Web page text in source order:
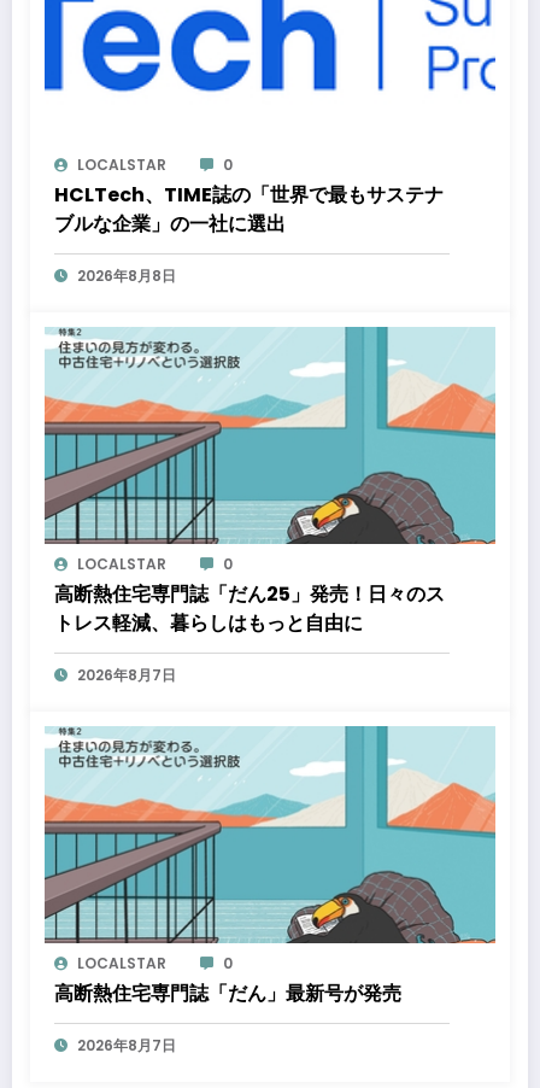
LOCALSTAR 0
HCLTech、TIME誌の「世界で最もサステナ
ブルな企業」の一社に選出
2026年8月8日
LOCALSTAR 0
高断熱住宅専門誌「だん25」発売！日々のス
トレス軽減、暮らしはもっと自由に
2026年8月7日
LOCALSTAR 0
高断熱住宅専門誌「だん」最新号が発売
2026年8月7日